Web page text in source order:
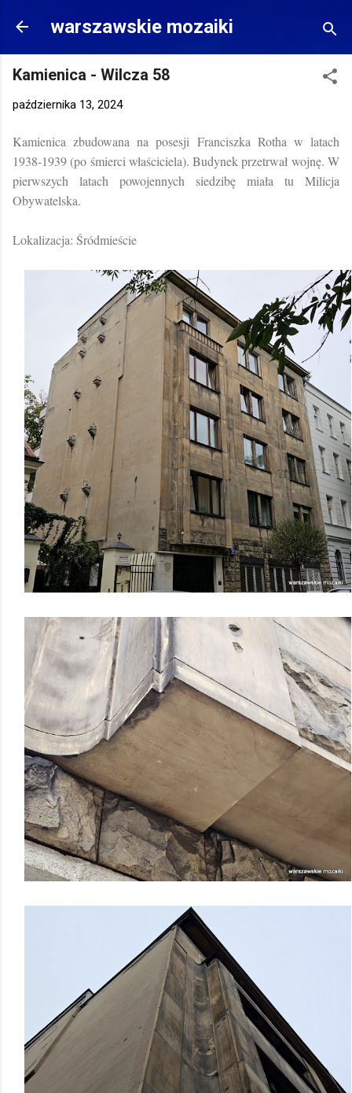
Przejdź do głównej zawartości
warszawskie mozaiki
Kamienica - Wilcza 58
października 13, 2024
Kamienica zbudowana na posesji Franciszka Rotha w latach
1938-1939 (po śmierci właściciela). Budynek przetrwał wojnę. W
pierwszych latach powojennych siedzibę miała tu Milicja
Obywatelska.
Lokalizacja: Śródmieście